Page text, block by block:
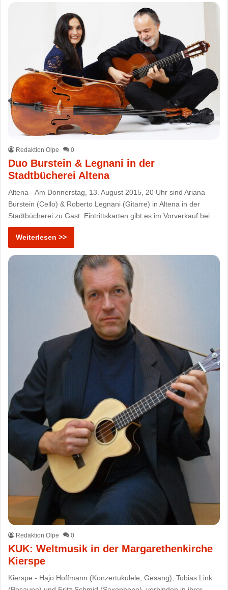
Redaktion Olpe 0
Duo Burstein & Legnani in der
Stadtbücherei Altena
Altena - Am Donnerstag, 13. August 2015, 20 Uhr sind Ariana
Burstein (Cello) & Roberto Legnani (Gitarre) in Altena in der
Stadtbücherei zu Gast. Eintrittskarten gibt es im Vorverkauf bei…
Weiterlesen >>
Redaktion Olpe 0
KUK: Weltmusik in der Margarethenkirche
Kierspe
Kierspe - Hajo Hoffmann (Konzertukulele, Gesang), Tobias Link